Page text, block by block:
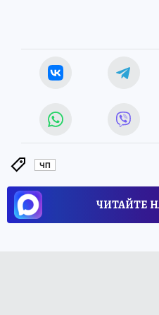
ЧП
ЧИТАЙТЕ